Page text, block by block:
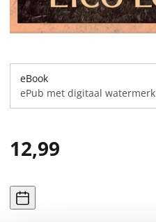
eBook
ePub met digitaal watermerk
12,99